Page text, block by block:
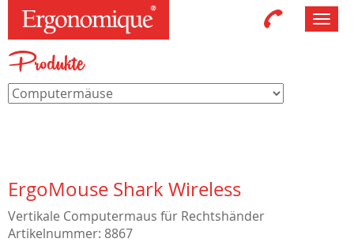
Produkte
ErgoMouse Shark Wireless
Vertikale Computermaus für Rechtshänder
Artikelnummer: 8867